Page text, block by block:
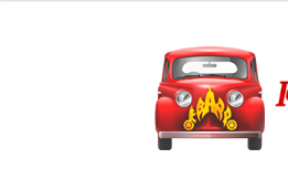
Перейти
к
навигации
Перейти
к
содержимому